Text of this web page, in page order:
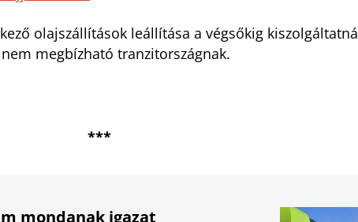
olajszállítások leállítása a végsőkig kiszolgáltatná
megbízható tranzitországnak.
***
mondanak igazat